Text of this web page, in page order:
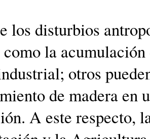
los disturbios
la
otros
de madera en
A este respecto,